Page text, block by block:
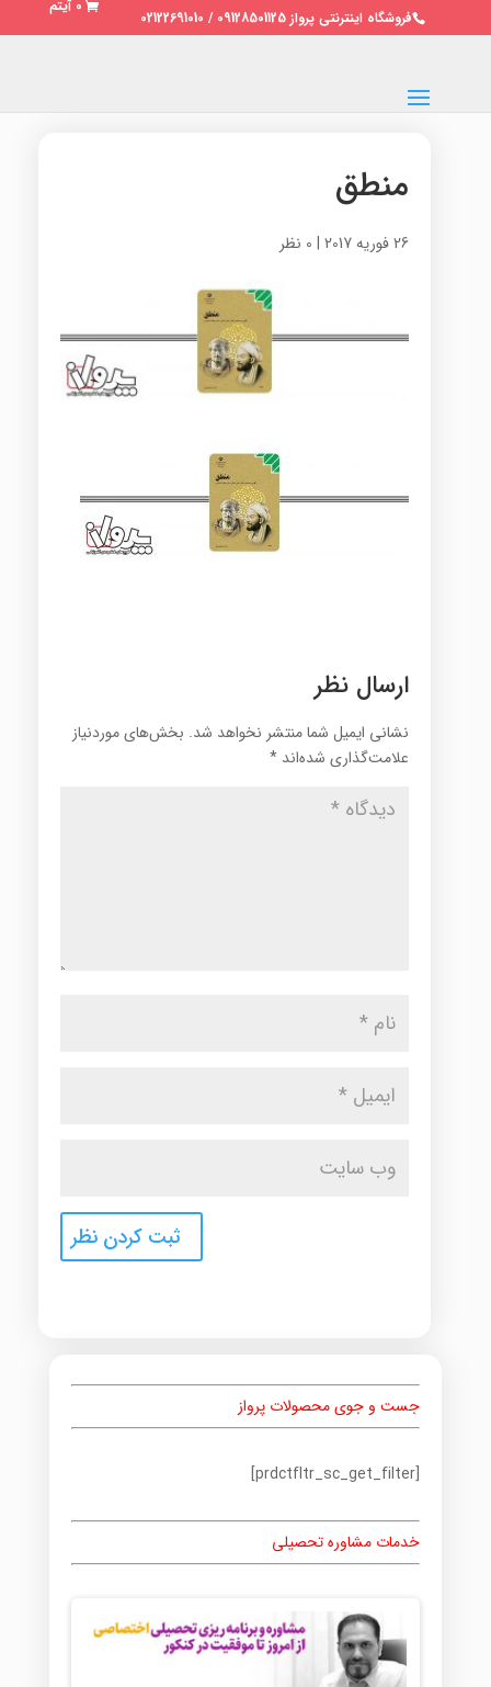
فروشگاه اینترنتی پرواز 09128501125 / 02122691010
0 آیتم
منطق
26 فوریه 2017 | 0 نظر
ارسال نظر
نشانی ایمیل شما منتشر نخواهد شد. بخش‌های موردنیاز
علامت‌گذاری شده‌اند *
جست و جوی محصولات پرواز
[prdctfltr_sc_get_filter]
خدمات مشاوره تحصیلی